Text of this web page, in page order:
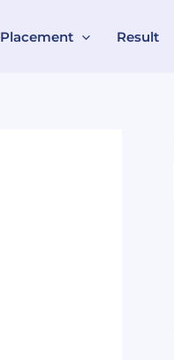
Placement Result